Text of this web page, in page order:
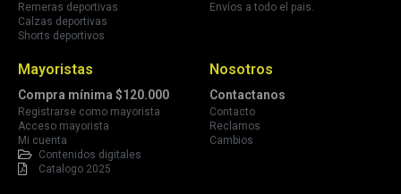
Remeras deportivas
Calzas deportivas
Shorts deportivos
Envíos a todo el pais.
Mayoristas
Compra mínima $120.000
Registrarse como mayorista
Acceso mayorista
Mi cuenta
Contenidos digitales
Catalogo 2025
Nosotros
Contactanos
Contacto
Reclamos
Cambios